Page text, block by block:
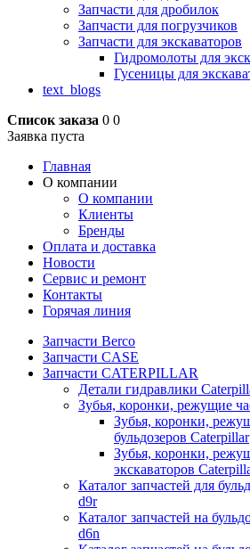
Запчасти для дробилок
Запчасти для погрузчиков
Запчасти для экскаваторов
Гидромолоты для
Гусеницы для
text_blogs
Список заказа 0 0
Заявка пуста
Главная
О компании
О компании
Клиенты
Бренды
Оплата и доставка
Новости
Сервис и ремонт
Контакты
Горячая линия
Запчасти Berco
Запчасти CASE
Запчасти CATERPILLAR
Детали гидравлики
Зубья, коронки, режущие
Зубья, коронки,
бульдозеров Caterpillar
Зубья, коронки,
экскаваторов
Каталог запчастей для
d9r
Каталог запчастей на
d6n